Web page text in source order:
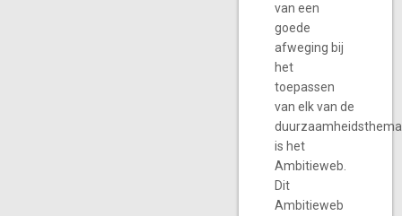
van een
goede
afweging bij
het
toepassen
van elk van de
is het
Ambitieweb.
Dit
Ambitieweb